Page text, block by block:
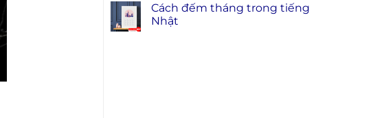
Cách đếm tháng trong tiếng
Nhật